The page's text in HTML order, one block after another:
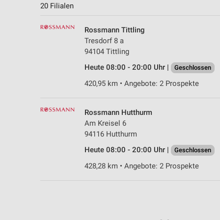
20 Filialen
Rossmann Tittling
Tresdorf 8 a
94104 Tittling
Heute 08:00 - 20:00 Uhr |
Geschlossen
420,95 km • Angebote: 2 Prospekte
Rossmann Hutthurm
Am Kreisel 6
94116 Hutthurm
Heute 08:00 - 20:00 Uhr |
Geschlossen
428,28 km • Angebote: 2 Prospekte